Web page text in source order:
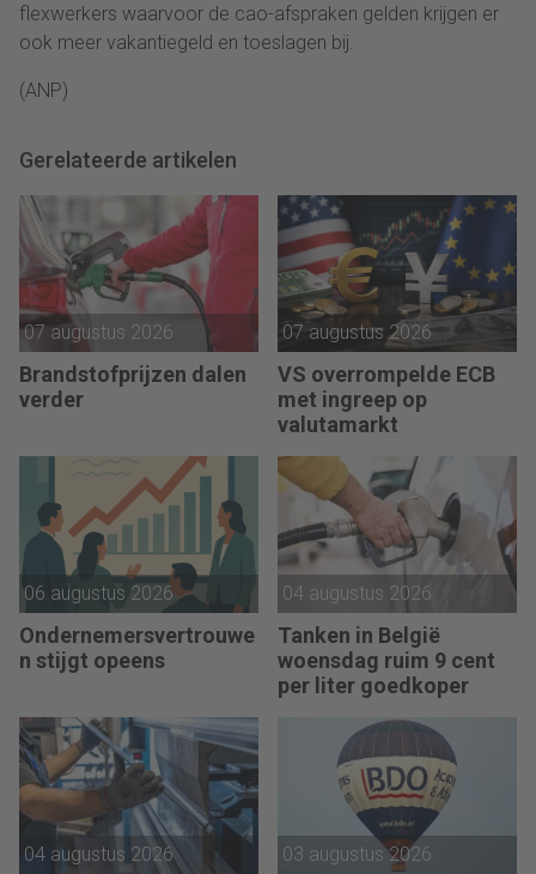
flexwerkers waarvoor de cao-afspraken gelden krijgen er
ook meer vakantiegeld en toeslagen bij.
(ANP)
Gerelateerde artikelen
07 augustus 2026
Brandstofprijzen dalen
verder
07 augustus 2026
VS overrompelde ECB
met ingreep op
valutamarkt
06 augustus 2026
Ondernemersvertrouwe
n stijgt opeens
04 augustus 2026
Tanken in België
woensdag ruim 9 cent
per liter goedkoper
04 augustus 2026 03 augustus 2026